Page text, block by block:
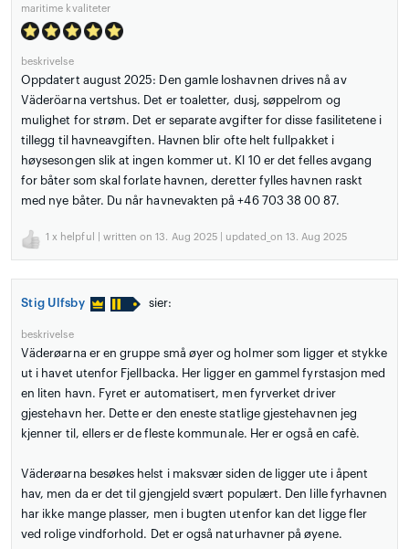
maritime kvaliteter
beskrivelse
Oppdatert august 2025: Den gamle loshavnen drives nå av
Väderöarna vertshus. Det er toaletter, dusj, søppelrom og
mulighet for strøm. Det er separate avgifter for disse fasilitetene i
tillegg til havneavgiften. Havnen blir ofte helt fullpakket i
høysesongen slik at ingen kommer ut. Kl 10 er det felles avgang
for båter som skal forlate havnen, deretter fylles havnen raskt
med nye båter. Du når havnevakten på +46 703 38 00 87.
1 x helpful | written on 13. Aug 2025 | updated_on 13. Aug 2025
Stig Ulfsby sier:
beskrivelse
Väderøarna er en gruppe små øyer og holmer som ligger et stykke
ut i havet utenfor Fjellbacka. Her ligger en gammel fyrstasjon med
en liten havn. Fyret er automatisert, men fyrverket driver
gjestehavn her. Dette er den eneste statlige gjestehavnen jeg
kjenner til, ellers er de fleste kommunale. Her er også en cafè.
Väderøarna besøkes helst i maksvær siden de ligger ute i åpent
hav, men da er det til gjengjeld svært populært. Den lille fyrhavnen
har ikke mange plasser, men i bugten utenfor kan det ligge fler
ved rolige vindforhold. Det er også naturhavner på øyene.